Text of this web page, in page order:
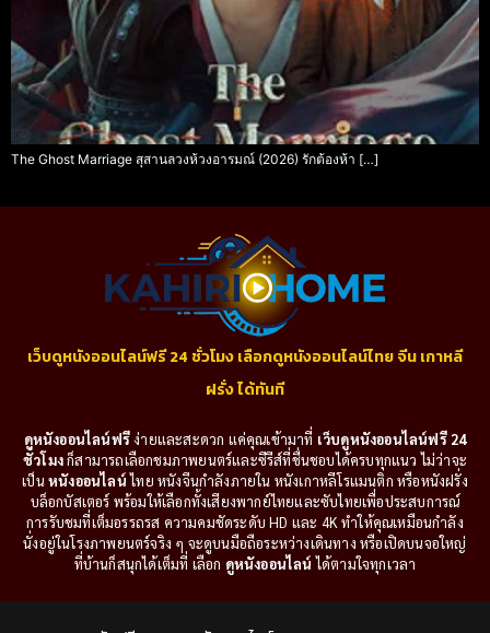
The Ghost Marriage สุสานลวงห้วงอารมณ์ (2026) รักต้องห้า […]
เว็บดูหนังออนไลน์ฟรี 24 ชั่วโมง เลือกดูหนังออนไลน์ไทย จีน เกาหลี
ฝรั่ง ได้ทันที
ดูหนังออนไลน์ฟรีง่ายและสะดวก แค่คุณเข้ามาที่ เว็บดูหนังออนไลน์ฟรี 24
ชั่วโมงก็สามารถเลือกชมภาพยนตร์และซีรีส์ที่ชื่นชอบได้ครบทุกแนว ไม่ว่าจะ
เป็นหนังออนไลน์ไทย หนังจีนกำลังภายใน หนังเกาหลีโรแมนติก หรือหนังฝรั่ง
บล็อกบัสเตอร์ พร้อมให้เลือกทั้งเสียงพากย์ไทยและซับไทยเพื่อประสบการณ์
การรับชมที่เต็มอรรถรส ความคมชัดระดับ HD และ 4K ทำให้คุณเหมือนกำลัง
นั่งอยู่ในโรงภาพยนตร์จริง ๆ จะดูบนมือถือระหว่างเดินทาง หรือเปิดบนจอใหญ่
ที่บ้านก็สนุกได้เต็มที่ เลือก ดูหนังออนไลน์ ได้ตามใจทุกเวลา